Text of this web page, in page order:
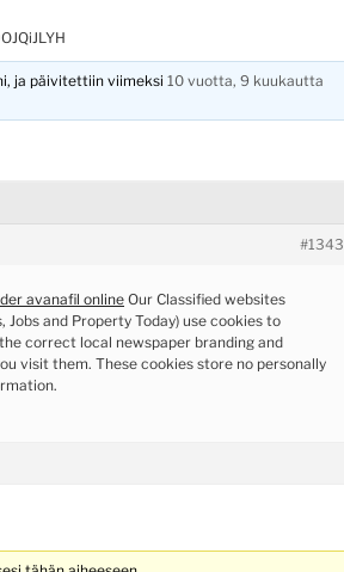
ja päivitettiin viimeksi10 vuotta, 9 kuukautta
#1343
avanafil online Our Classified websites
Jobs and Property Today) use cookies to
correct local newspaper branding and
visit them. These cookies store no personally